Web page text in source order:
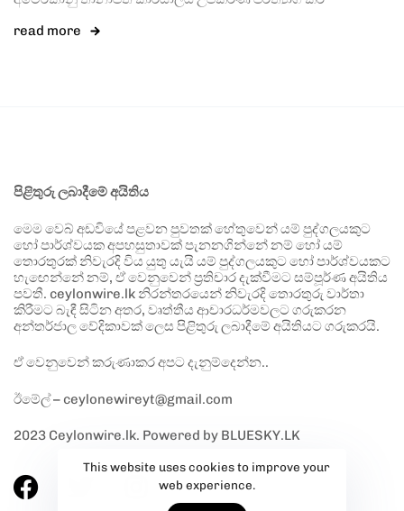
read more
පිළිතුරු ලබාදීමේ අයිතිය
මෙම වෙබ් අඩවියේ පළවන පුවතක් හේතුවෙන් යම් පුද්ගලයකුට
හෝ පාර්ශ්වයක අපහසුතාවක් පැනනගින්නේ නම් හෝ යම්
තොරතුරක් නිවැරදි විය යුතු යැයි යම් පුද්ගලයකුට හෝ පාර්ශ්වයකට
හැඟෙන්නේ නම්, ඒ වෙනුවෙන් ප්‍රතිචාර දැක්වීමට සම්පූර්ණ අයිතිය
පවතී. ceylonwire.lk නිරන්තරයෙන් නිවැරදි තොරතුරු වාර්තා
කිරීමට බැඳී සිටින අතර, වෘත්තීය ආචාරධර්මවලට ගරුකරන
අන්තර්ජාල වේදිකාවක් ලෙස පිළිතුරු ලබාදීමේ අයිතියට ගරුකරයි.
ඒ වෙනුවෙන් කරුණාකර අපට දැනුම්දෙන්න..
ඊමේල් – ceylonewireyt@gmail.com
2023 Ceylonwire.lk. Powered by BLUESKY.LK
This website uses cookies to improve your
web experience.